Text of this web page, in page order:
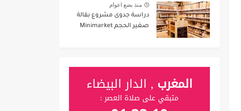
منذ بضع اعوام
دراسة جدوى مشروع بقالة
صغير الحجم Minimarket